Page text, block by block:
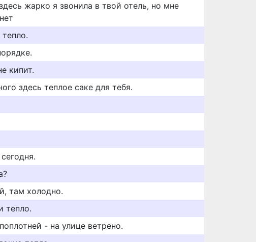
жарко я звонила в твой отель, но мне
кипит.
здесь теплое саке для тебя.
там холодно.
тепло.
- на улице ветрено.